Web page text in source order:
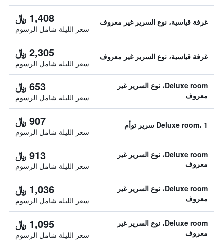
غرفة قياسية، نوع السرير غير معروف 1,408 ﷼
سعر الليلة شامل الرسوم
غرفة قياسية، نوع السرير غير معروف 2,305 ﷼
سعر الليلة شامل الرسوم
Deluxe room، نوع السرير غير
معروف
653 ﷼
سعر الليلة شامل الرسوم
Deluxe room، 1 سرير توأم 907 ﷼
سعر الليلة شامل الرسوم
Deluxe room، نوع السرير غير
معروف
913 ﷼
سعر الليلة شامل الرسوم
Deluxe room، نوع السرير غير
معروف
1,036 ﷼
سعر الليلة شامل الرسوم
Deluxe room، نوع السرير غير
معروف
1,095 ﷼
سعر الليلة شامل الرسوم